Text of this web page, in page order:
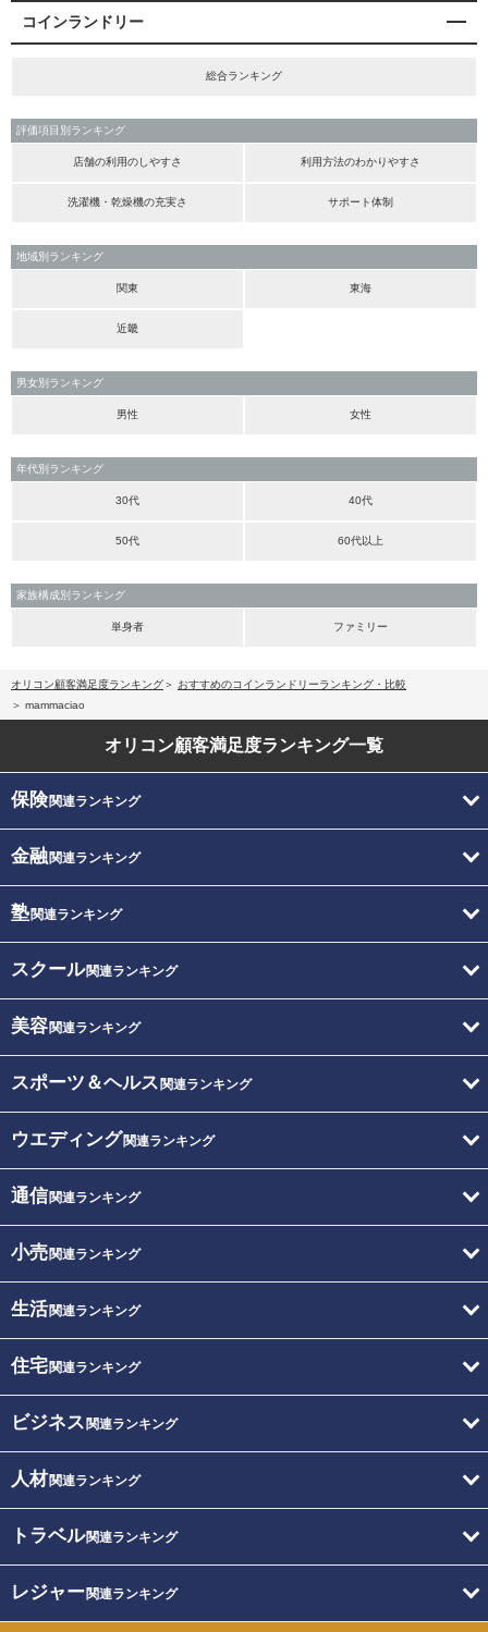
コインランドリー
総合ランキング
評価項目別ランキング
店舗の利用のしやすさ 利用方法のわかりやすさ
洗濯機・乾燥機の充実さ サポート体制
地域別ランキング
関東 東海
近畿
男女別ランキング
男性 女性
年代別ランキング
30代 40代
50代 60代以上
家族構成別ランキング
単身者 ファミリー
オリコン顧客満足度ランキング
おすすめのコインランドリーランキング・比較
mammaciao
オリコン顧客満足度ランキング一覧
保険関連ランキング
金融関連ランキング
塾関連ランキング
スクール関連ランキング
美容関連ランキング
スポーツ＆ヘルス 関連ランキング
ウエディング関連ランキング
通信関連ランキング
小売関連ランキング
生活関連ランキング
住宅関連ランキング
ビジネス 関連ランキング
人材関連ランキング
トラベル関連ランキング
レジャー関連ランキング